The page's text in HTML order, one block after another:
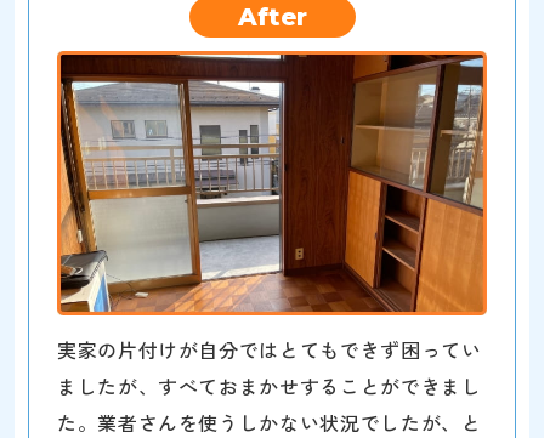
After
実家の片付けが自分ではとてもできず困ってい
ましたが、すべておまかせすることができまし
た。業者さんを使うしかない状況でしたが、と